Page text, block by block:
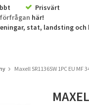
Prisvärt
här!
stat, landsting och
Maxell SR1136SW 1PC EU MF